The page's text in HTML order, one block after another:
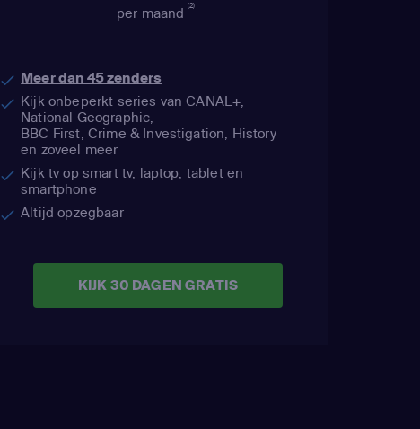
per maand(2)
Meer dan 45 zenders
Kijk onbeperkt series van CANAL+,
National Geographic,
BBC First, Crime & Investigation, History
en zoveel meer
Kijk tv op smart tv, laptop, tablet en
smartphone
Altijd opzegbaar
KIJK 30 DAGEN GRATIS